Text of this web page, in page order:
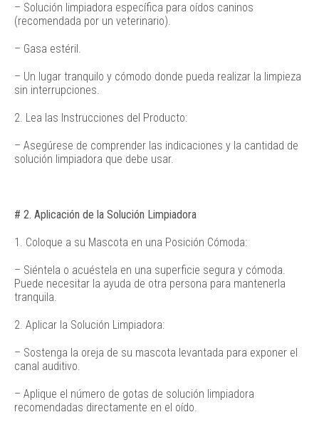
– Solución limpiadora específica para oídos caninos
(recomendada por un veterinario).
– Gasa estéril.
– Un lugar tranquilo y cómodo donde pueda realizar la limpieza
sin interrupciones.
2. Lea las Instrucciones del Producto:
– Asegúrese de comprender las indicaciones y la cantidad de
solución limpiadora que debe usar.
# 2. Aplicación de la Solución Limpiadora
1. Coloque a su Mascota en una Posición Cómoda:
– Siéntela o acuéstela en una superficie segura y cómoda.
Puede necesitar la ayuda de otra persona para mantenerla
tranquila.
2. Aplicar la Solución Limpiadora:
– Sostenga la oreja de su mascota levantada para exponer el
canal auditivo.
– Aplique el número de gotas de solución limpiadora
recomendadas directamente en el oído.